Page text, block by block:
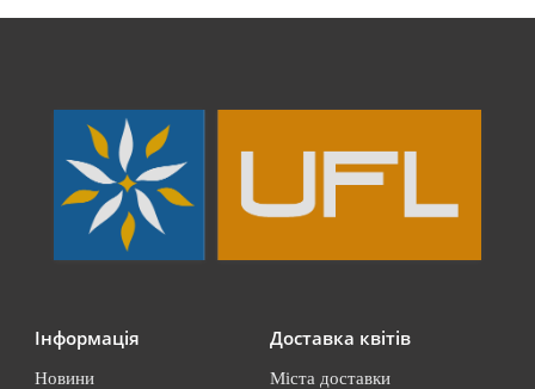
Інформація
Новини
Доставка квітів
Міста доставки